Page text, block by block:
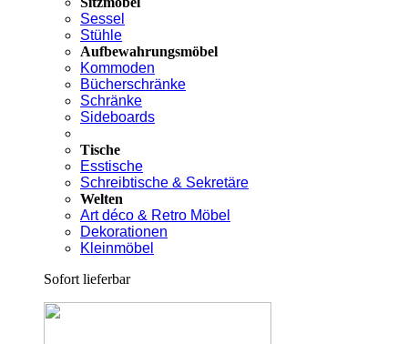
Sessel
Stühle
Aufbewahrungsmöbel
Kommoden
Bücherschränke
Schränke
Sideboards
Tische
Esstische
Schreibtische & Sekretäre
Welten
Art déco & Retro Möbel
Dekorationen
Kleinmöbel
Sofort lieferbar